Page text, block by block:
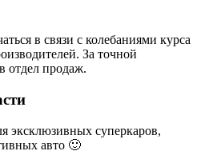
в связи с колебаниями курса
За точной
отдел продаж.
эксклюзивных суперкаров,
авто 🙂